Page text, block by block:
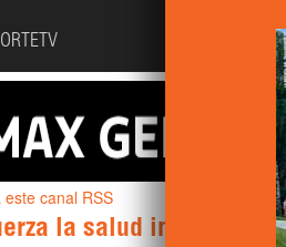
canal RSS
la salud integral de